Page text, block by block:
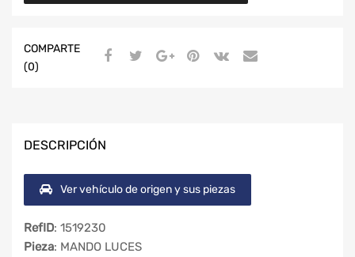
COMPARTE
(0)
DESCRIPCIÓN
Ver vehículo de origen y sus piezas
RefID: 1519230
Pieza: MANDO LUCES